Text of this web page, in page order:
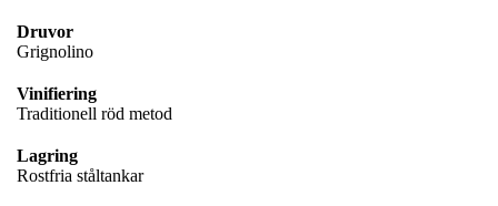
Druvor
Grignolino
Vinifiering
Traditionell röd metod
Lagring
Rostfria ståltankar